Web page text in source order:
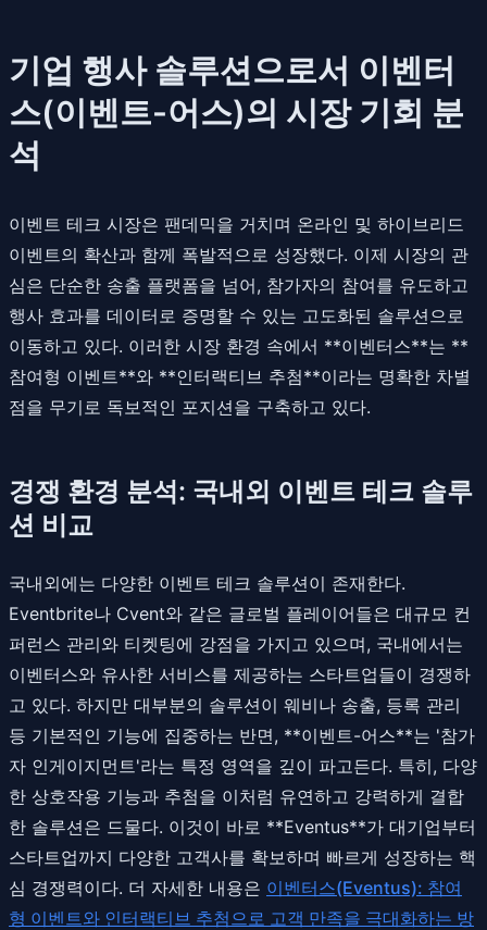
기업 행사 솔루션으로서 이벤터
스(이벤트-어스)의 시장 기회 분
석
이벤트 테크 시장은 팬데믹을 거치며 온라인 및 하이브리드
이벤트의 확산과 함께 폭발적으로 성장했다. 이제 시장의 관
심은 단순한 송출 플랫폼을 넘어, 참가자의 참여를 유도하고
행사 효과를 데이터로 증명할 수 있는 고도화된 솔루션으로
이동하고 있다. 이러한 시장 환경 속에서 **이벤터스**는 **
참여형 이벤트**와 **인터랙티브 추첨**이라는 명확한 차별
점을 무기로 독보적인 포지션을 구축하고 있다.
경쟁 환경 분석: 국내외 이벤트 테크 솔루
션 비교
국내외에는 다양한 이벤트 테크 솔루션이 존재한다.
Eventbrite나 Cvent와 같은 글로벌 플레이어들은 대규모 컨
퍼런스 관리와 티켓팅에 강점을 가지고 있으며, 국내에서는
이벤터스와 유사한 서비스를 제공하는 스타트업들이 경쟁하
고 있다. 하지만 대부분의 솔루션이 웨비나 송출, 등록 관리
등 기본적인 기능에 집중하는 반면, **이벤트-어스**는 '참가
자 인게이지먼트'라는 특정 영역을 깊이 파고든다. 특히, 다양
한 상호작용 기능과 추첨을 이처럼 유연하고 강력하게 결합
한 솔루션은 드물다. 이것이 바로 **Eventus**가 대기업부터
스타트업까지 다양한 고객사를 확보하며 빠르게 성장하는 핵
심 경쟁력이다. 더 자세한 내용은 이벤터스(Eventus): 참여
형 이벤트와 인터랙티브 추첨으로 고객 만족을 극대화하는 방